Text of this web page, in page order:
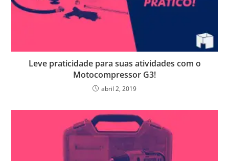
Leve praticidade para suas atividades com o
Motocompressor G3!
abril 2, 2019